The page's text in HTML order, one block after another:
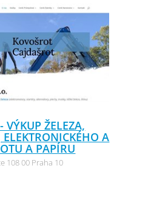
VÝKUP ŽELEZA,
A
A PAPÍRU
108 00 Praha 10